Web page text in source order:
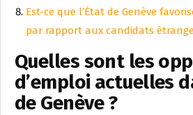
Est-ce que l’État de Genève
par rapport aux candidats
Quelles sont les
d’emploi actuelles
de Genève ?